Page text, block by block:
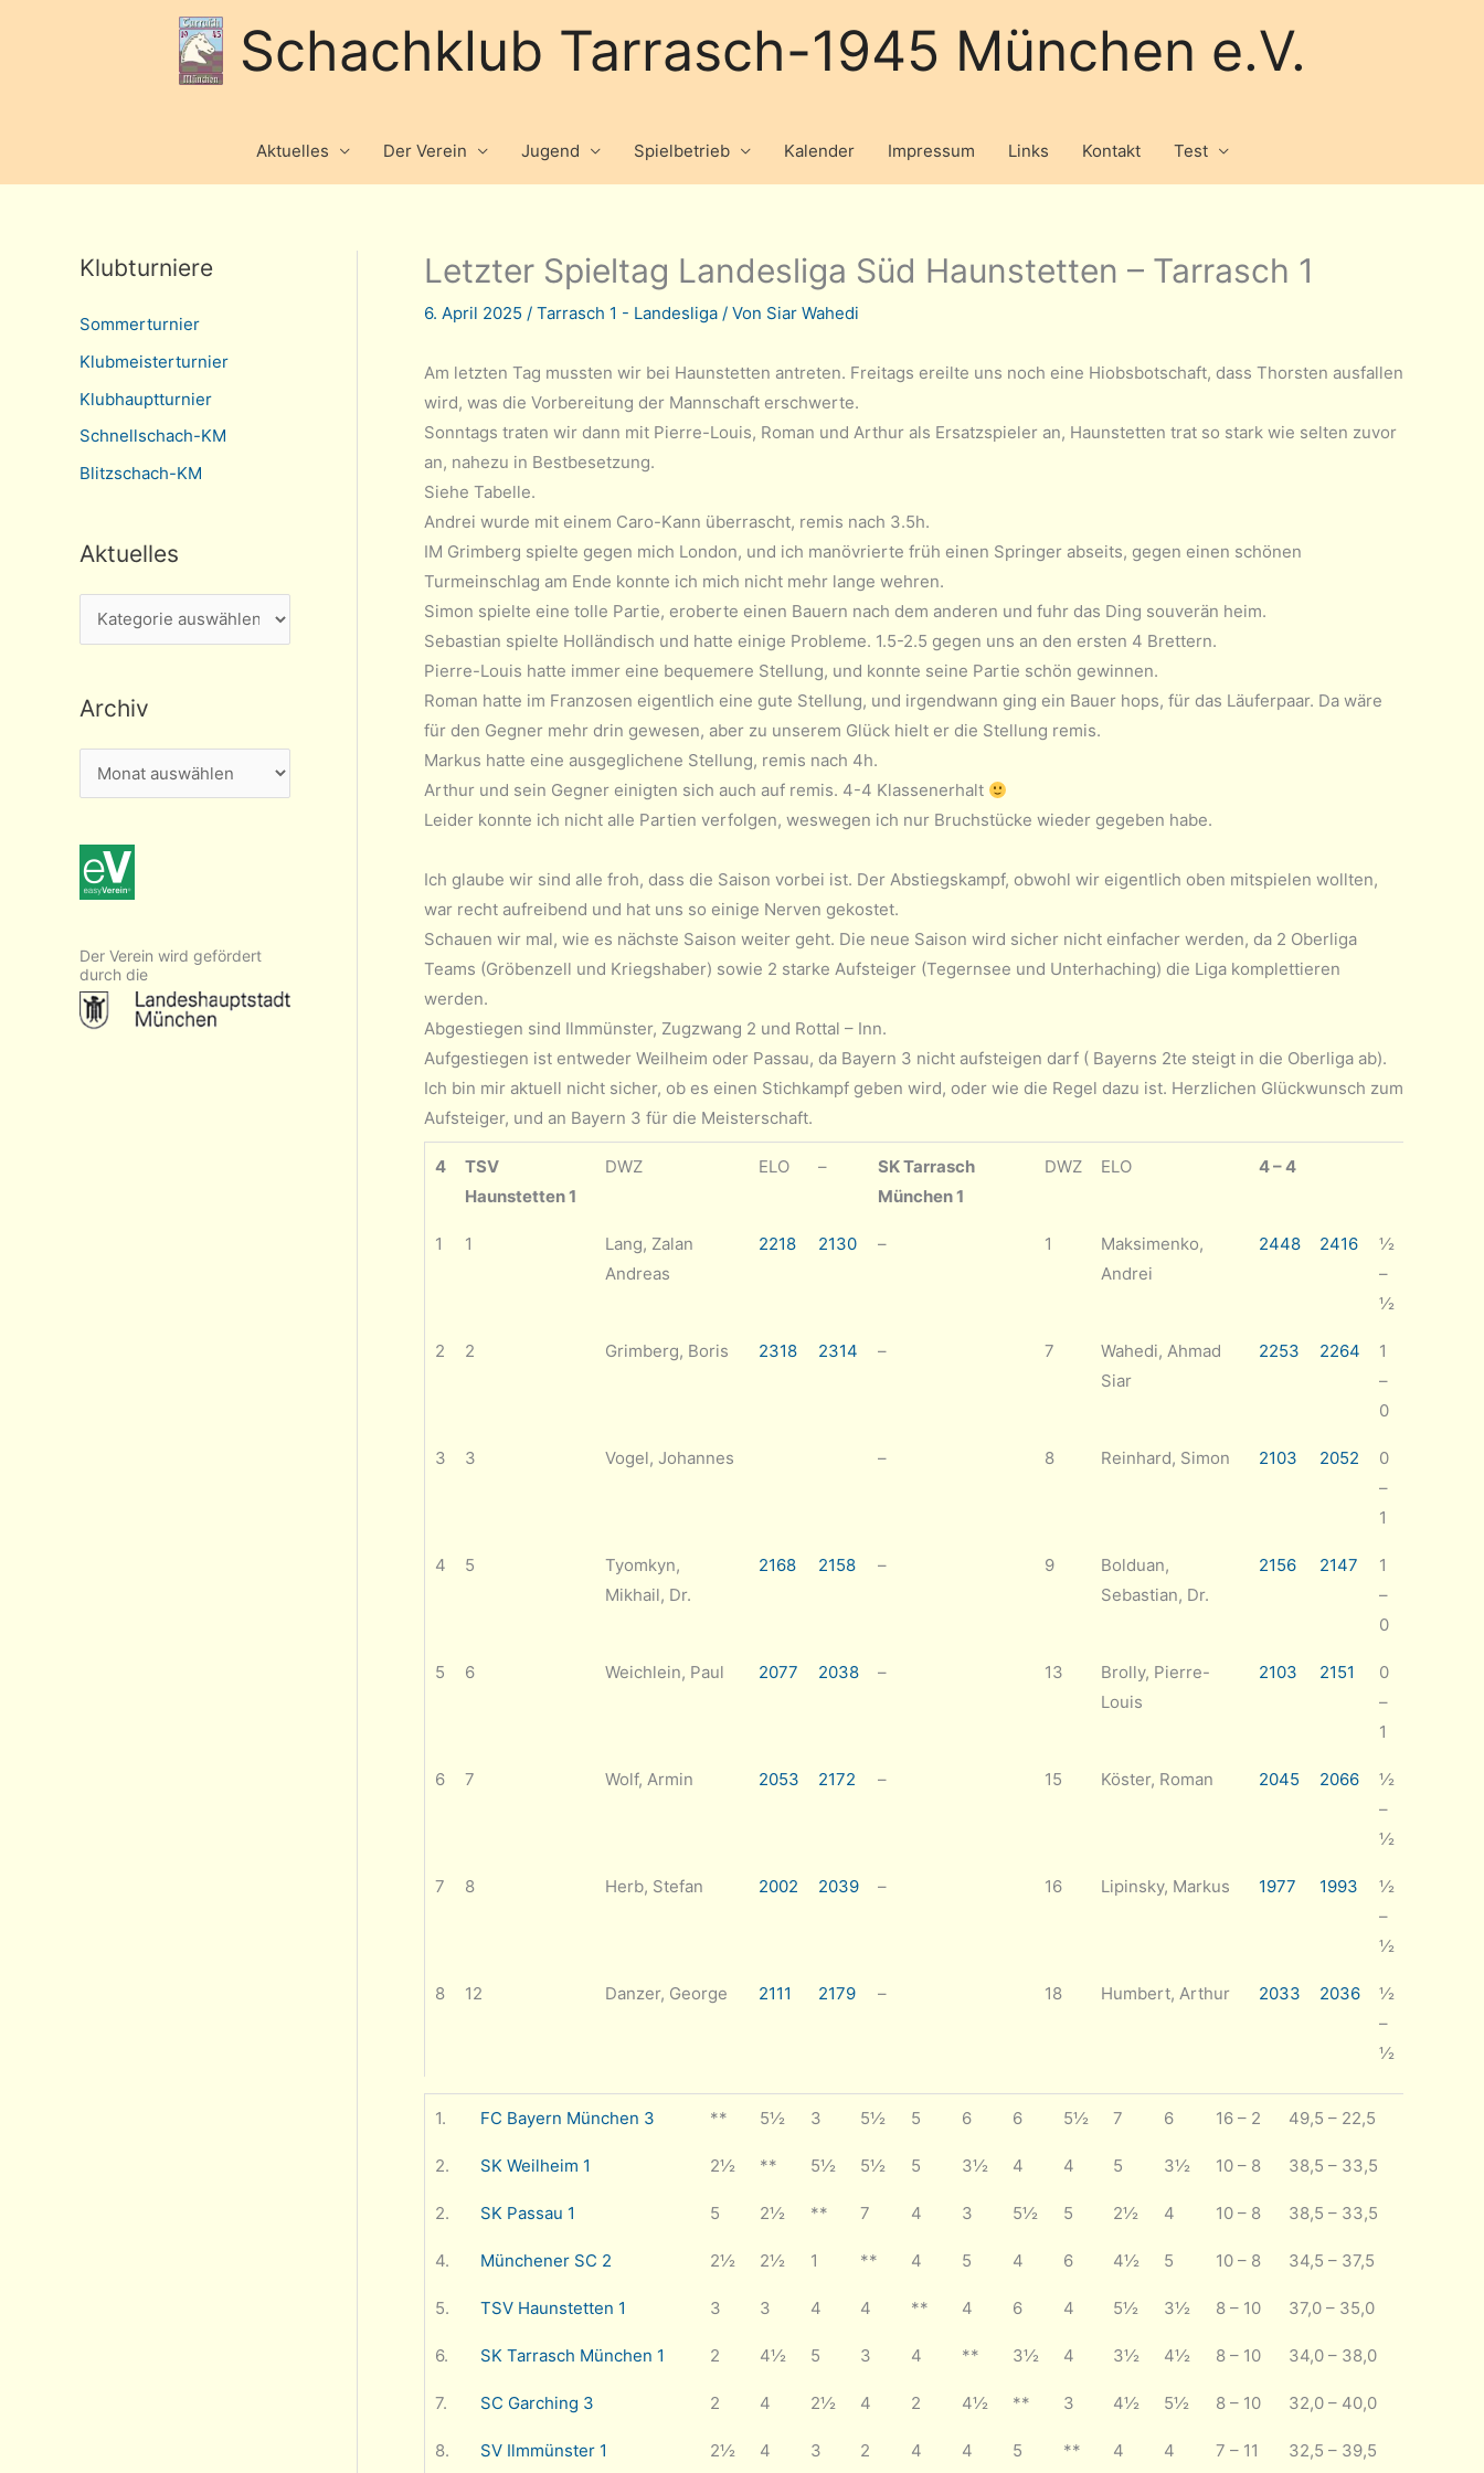
Schachklub Tarrasch-1945 München e.V.
Aktuelles Der Verein Jugend Spielbetrieb Kalender Impressum Links Kontakt Test
Klubturniere
Sommerturnier
Klubmeisterturnier
Klubhauptturnier
Schnellschach-KM
Blitzschach-KM
Aktuelles
k
u
e
s
Archiv
r
h
i
Der Verein wird gefördert
durch die
Letzter Spieltag Landesliga Süd Haunstetten – Tarrasch 1
6. April 2025 / Tarrasch 1 - Landesliga / Von Siar Wahedi
Am letzten Tag mussten wir bei Haunstetten antreten. Freitags ereilte uns noch eine Hiobsbotschaft, dass Thorsten ausfallen
wird, was die Vorbereitung der Mannschaft erschwerte.
Sonntags traten wir dann mit Pierre-Louis, Roman und Arthur als Ersatzspieler an, Haunstetten trat so stark wie selten zuvor
an, nahezu in Bestbesetzung.
Siehe Tabelle.
Andrei wurde mit einem Caro-Kann überrascht, remis nach 3.5h.
IM Grimberg spielte gegen mich London, und ich manövrierte früh einen Springer abseits, gegen einen schönen
Turmeinschlag am Ende konnte ich mich nicht mehr lange wehren.
Simon spielte eine tolle Partie, eroberte einen Bauern nach dem anderen und fuhr das Ding souverän heim.
Sebastian spielte Holländisch und hatte einige Probleme. 1.5-2.5 gegen uns an den ersten 4 Brettern.
Pierre-Louis hatte immer eine bequemere Stellung, und konnte seine Partie schön gewinnen.
Roman hatte im Franzosen eigentlich eine gute Stellung, und irgendwann ging ein Bauer hops, für das Läuferpaar. Da wäre
für den Gegner mehr drin gewesen, aber zu unserem Glück hielt er die Stellung remis.
Markus hatte eine ausgeglichene Stellung, remis nach 4h.
Arthur und sein Gegner einigten sich auch auf remis. 4-4 Klassenerhalt
Leider konnte ich nicht alle Partien verfolgen, weswegen ich nur Bruchstücke wieder gegeben habe.
Ich glaube wir sind alle froh, dass die Saison vorbei ist. Der Abstiegskampf, obwohl wir eigentlich oben mitspielen wollten,
war recht aufreibend und hat uns so einige Nerven gekostet.
Schauen wir mal, wie es nächste Saison weiter geht. Die neue Saison wird sicher nicht einfacher werden, da 2 Oberliga
Teams (Gröbenzell und Kriegshaber) sowie 2 starke Aufsteiger (Tegernsee und Unterhaching) die Liga komplettieren
werden.
Abgestiegen sind Ilmmünster, Zugzwang 2 und Rottal – Inn.
Aufgestiegen ist entweder Weilheim oder Passau, da Bayern 3 nicht aufsteigen darf ( Bayerns 2te steigt in die Oberliga ab).
Ich bin mir aktuell nicht sicher, ob es einen Stichkampf geben wird, oder wie die Regel dazu ist. Herzlichen Glückwunsch zum
Aufsteiger, und an Bayern 3 für die Meisterschaft.
4
TSV
Haunstetten 1
DWZ ELO –
SK Tarrasch
München 1
DWZ ELO 4 – 4
1 1
Lang, Zalan
Andreas
2218 2130 – 1
Maksimenko,
Andrei
2448 2416
½
–
½
2 2 Grimberg, Boris 2318 2314 – 7
Wahedi, Ahmad
Siar
2253 2264
1
–
0
3 3 Vogel, Johannes – 8 Reinhard, Simon 2103 2052
0
–
1
4 5
Tyomkyn,
Mikhail, Dr.
2168 2158 – 9
Bolduan,
Sebastian, Dr.
2156 2147
1
–
0
5 6 Weichlein, Paul 2077 2038 – 13
Brolly, Pierre-
Louis
2103 2151
0
–
1
6 7 Wolf, Armin 2053 2172 – 15 Köster, Roman 2045 2066
½
–
½
7 8 Herb, Stefan 2002 2039 – 16 Lipinsky, Markus 1977 1993
½
–
½
8 12 Danzer, George 2111 2179 – 18 Humbert, Arthur 2033 2036
½
–
½
1. FC Bayern München 3 ** 5½ 3 5½ 5 6 6 5½ 7 6 16 – 2 49,5 – 22,5
2. SK Weilheim 1 2½ ** 5½ 5½ 5 3½ 4 4 5 3½ 10 – 8 38,5 – 33,5
2. SK Passau 1 5 2½ ** 7 4 3 5½ 5 2½ 4 10 – 8 38,5 – 33,5
4. Münchener SC 2 2½ 2½ 1 ** 4 5 4 6 4½ 5 10 – 8 34,5 – 37,5
5. TSV Haunstetten 1 3 3 4 4 ** 4 6 4 5½ 3½ 8 – 10 37,0 – 35,0
6. SK Tarrasch München 1 2 4½ 5 3 4 ** 3½ 4 3½ 4½ 8 – 10 34,0 – 38,0
7. SC Garching 3 2 4 2½ 4 2 4½ ** 3 4½ 5½ 8 – 10 32,0 – 40,0
8. SV Ilmmünster 1 2½ 4 3 2 4 4 5 ** 4 4 7 – 11 32,5 – 39,5